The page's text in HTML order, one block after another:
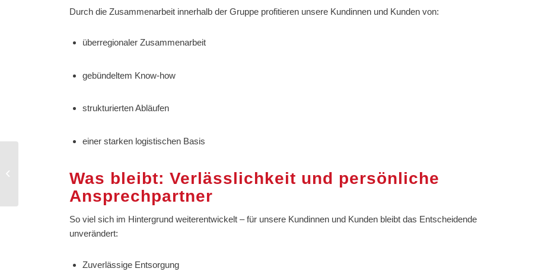
Durch die Zusammenarbeit innerhalb der Gruppe profitieren unsere Kundinnen und Kunden von:
überregionaler Zusammenarbeit
gebündeltem Know-how
strukturierten Abläufen
einer starken logistischen Basis
Was bleibt: Verlässlichkeit und persönliche
Ansprechpartner
So viel sich im Hintergrund weiterentwickelt – für unsere Kundinnen und Kunden bleibt das Entscheidende
unverändert:
Zuverlässige Entsorgung
eine starke Idee